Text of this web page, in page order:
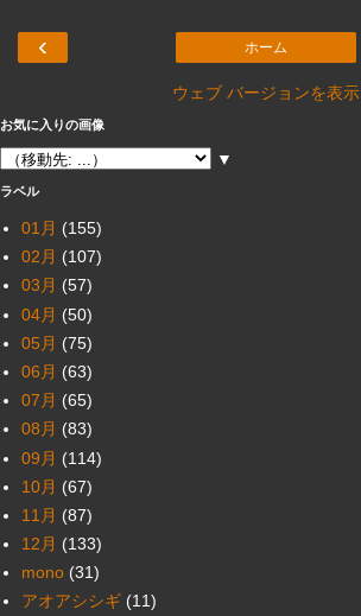
‹ ホーム
ウェブ バージョンを表示
お気に入りの画像
▼
ラベル
01月 (155)
02月 (107)
03月 (57)
04月 (50)
05月 (75)
06月 (63)
07月 (65)
08月 (83)
09月 (114)
10月 (67)
11月 (87)
12月 (133)
mono (31)
アオアシシギ (11)